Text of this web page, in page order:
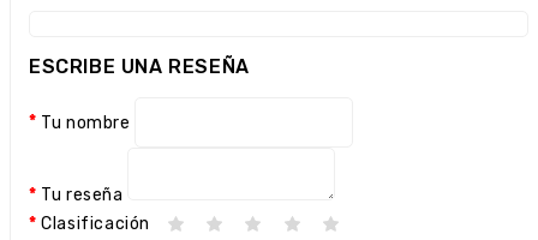
ESCRIBE UNA RESEÑA
Tu nombre
Tu reseña
Clasificación